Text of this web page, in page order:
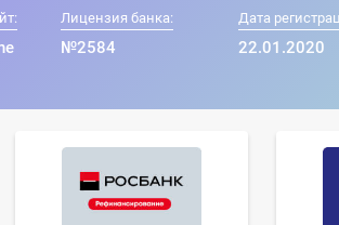
Лицензия банка:
№2584
Дата
22.01.2020